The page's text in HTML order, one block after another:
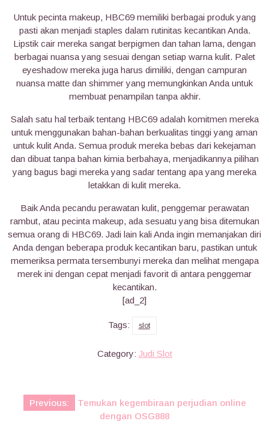
Untuk pecinta makeup, HBC69 memiliki berbagai produk yang
pasti akan menjadi staples dalam rutinitas kecantikan Anda.
Lipstik cair mereka sangat berpigmen dan tahan lama, dengan
berbagai nuansa yang sesuai dengan setiap warna kulit. Palet
eyeshadow mereka juga harus dimiliki, dengan campuran
nuansa matte dan shimmer yang memungkinkan Anda untuk
membuat penampilan tanpa akhir.
Salah satu hal terbaik tentang HBC69 adalah komitmen mereka
untuk menggunakan bahan-bahan berkualitas tinggi yang aman
untuk kulit Anda. Semua produk mereka bebas dari kekejaman
dan dibuat tanpa bahan kimia berbahaya, menjadikannya pilihan
yang bagus bagi mereka yang sadar tentang apa yang mereka
letakkan di kulit mereka.
Baik Anda pecandu perawatan kulit, penggemar perawatan
rambut, atau pecinta makeup, ada sesuatu yang bisa ditemukan
semua orang di HBC69. Jadi lain kali Anda ingin memanjakan diri
Anda dengan beberapa produk kecantikan baru, pastikan untuk
memeriksa permata tersembunyi mereka dan melihat mengapa
merek ini dengan cepat menjadi favorit di antara penggemar
kecantikan.
[ad_2]
Tags: slot
Category: Judi Slot
Post
navigation
Previous:
Temukan kegembiraan perjudian online
dengan OSG888